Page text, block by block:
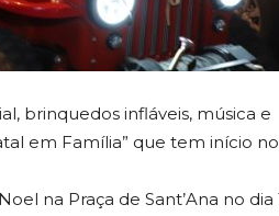
brinquedos infláveis, música e
em Família” que tem início no
na Praça de Sant’Ana no dia